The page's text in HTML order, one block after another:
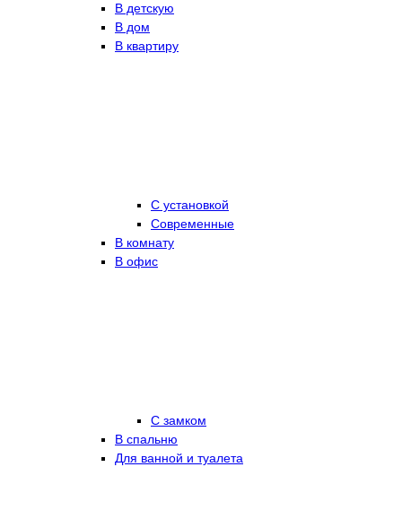
В детскую
В дом
В квартиру
С установкой
Современные
В комнату
В офис
С замком
В спальню
Для ванной и туалета